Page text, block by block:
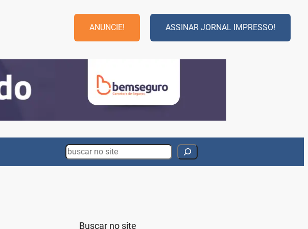
ANUNCIE! ASSINAR JORNAL IMPRESSO!
Search
Buscar no site